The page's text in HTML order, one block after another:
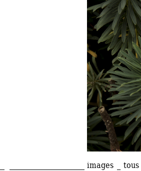
images _